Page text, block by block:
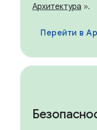
Архитектура ».
Перейти в